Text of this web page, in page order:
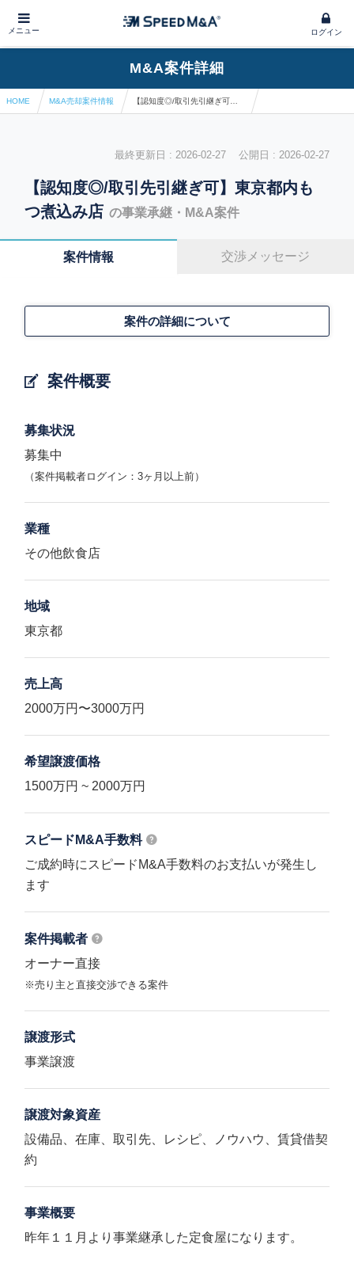
メニュー ログイン
M&A案件詳細
HOME M&A売却案件情報
最終更新日 : 2026-02-27 公開日 : 2026-02-27
【認知度◎/取引先引継ぎ可】東京都内も
つ煮込み店 の事業承継・M&A案件
案件情報 交渉メッセージ
案件概要
案件の詳細について
募集状況
募集中
（案件掲載者ログイン：3ヶ月以上前）
業種
その他飲食店
地域
東京都
売上高
2000万円〜3000万円
希望譲渡価格
1500万円 ~ 2000万円
スピードM&A手数料
ご成約時にスピードM&A手数料のお支払いが発生し
ます
案件掲載者
オーナー直接
※売り主と直接交渉できる案件
譲渡形式
事業譲渡
譲渡対象資産
設備品、在庫、取引先、レシピ、ノウハウ、賃貸借契
約
事業概要
昨年１１月より事業継承した定食屋になります。